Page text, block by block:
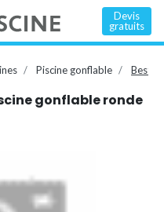
Devis
gratuits
Piscine gonflable
gonflable ronde